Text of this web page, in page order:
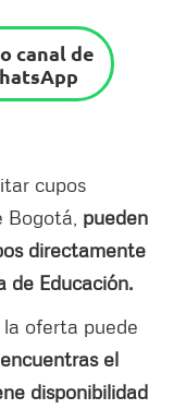
canal de
cupos
Bogotá, pueden
directamente
de Educación.
oferta puede
el
disponibilidad